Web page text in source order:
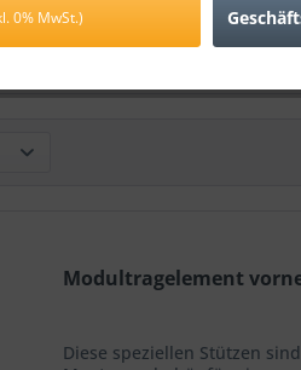
0,61 € *
Modultragelement
Diese speziellen Stützen
0% MwSt.)